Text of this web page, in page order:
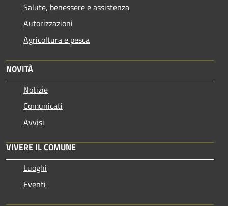
Salute, benessere e assistenza
Autorizzazioni
Agricoltura e pesca
NOVITÀ
Notizie
Comunicati
Avvisi
VIVERE IL COMUNE
Luoghi
Eventi